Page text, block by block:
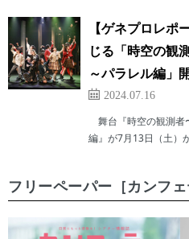
【ゲネプロレ
じる「時空の観
～パラレル編」
2024.07.16
舞台『時空の観測者
編』が7月13日（土）
フリーペーパー［カンフェ